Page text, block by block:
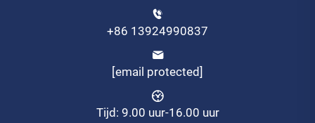
+86 13924990837
[email protected]
Tijd: 9.00 uur-16.00 uur